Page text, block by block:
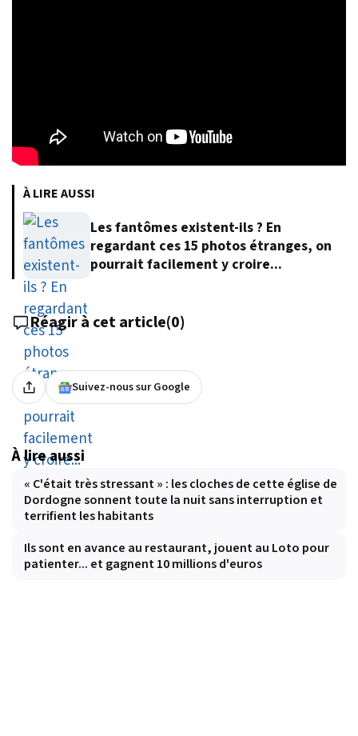
À LIRE AUSSI
Les fantômes existent-ils ? En
regardant ces 15 photos étranges, on
pourrait facilement y croire...
Réagir à cet article(0)
Suivez-nous sur Google
À lire aussi
« C'était très stressant » : les cloches de cette église de
Dordogne sonnent toute la nuit sans interruption et
terrifient les habitants
Ils sont en avance au restaurant, jouent au Loto pour
patienter... et gagnent 10 millions d'euros